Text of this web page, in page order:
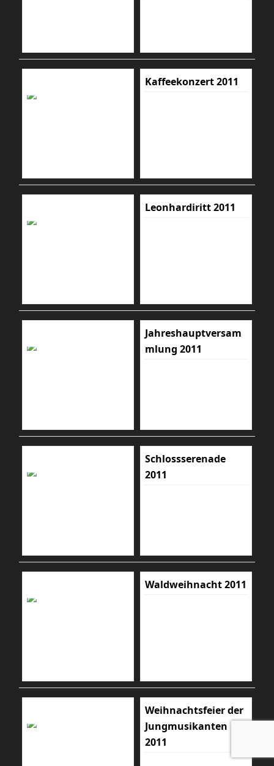
Kaffeekonzert 2011
Leonhardiritt 2011
Jahreshauptversam
mlung 2011
Schlossserenade
2011
Waldweihnacht 2011
Weihnachtsfeier der
Jungmusikanten
2011